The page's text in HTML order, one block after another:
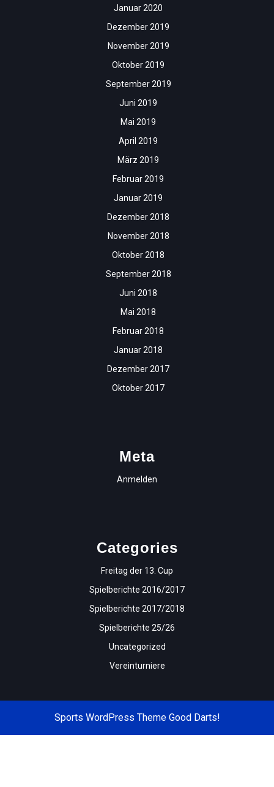
Januar 2020
Dezember 2019
November 2019
Oktober 2019
September 2019
Juni 2019
Mai 2019
April 2019
März 2019
Februar 2019
Januar 2019
Dezember 2018
November 2018
Oktober 2018
September 2018
Juni 2018
Mai 2018
Februar 2018
Januar 2018
Dezember 2017
Oktober 2017
Meta
Anmelden
Categories
Freitag der 13. Cup
Spielberichte 2016/2017
Spielberichte 2017/2018
Spielberichte 25/26
Uncategorized
Vereinturniere
Sports WordPress ThemeGood Darts!